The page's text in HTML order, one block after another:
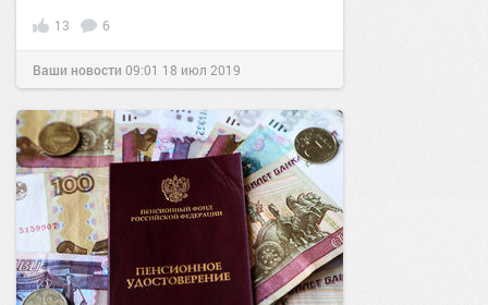
13 6
Ваши новости 09:01 18 июл 2019